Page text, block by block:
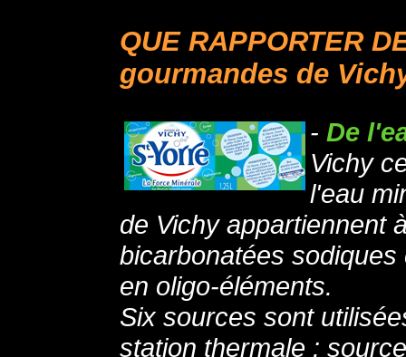
QUE RAPPORTER
gourmandes de
- De
Vichy
l'eau
de Vichy appartiennent
bicarbonatées
en oligo-éléments.
Six sources sont
station thermale :